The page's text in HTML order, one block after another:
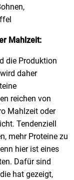
Mahlzeit:
die Produktion
daher
reichen von
Mahlzeit oder
Tendenziell
mehr Proteine zu
hier ist eines
Dafür sind
hat gezeigt,